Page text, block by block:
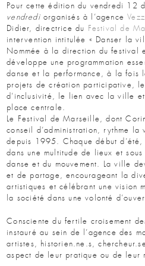
Pour cette édition du vendredi 12
vendrediorganisés à l’agence
Didier, directrice du Festival de
intervention intitulée « Danser la
Nommée à la direction du
développe une programmation
danse et la performance, à la fois
projets de création participative,
d’inclusivité, le lien avec la ville
place centrale.
Le Festival de Marseille, dont
conseil d’administration, rythme
depuis 1995. Chaque début
dans une multitude de lieux et
danse et du mouvement. La ville
et de partage, encourageant la
artistiques et célébrant une vision
la société dans une volonté
Consciente du fertile croisement
instauré au sein de l’agence des
artistes, historien.ne.s,
aspect de leur pratique ou de leur